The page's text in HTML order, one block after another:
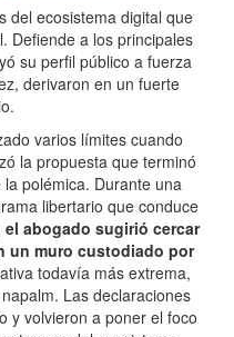
del ecosistema digital que
Defiende a los principales
su perfil público a fuerza
derivaron en un fuerte
varios límites cuando
la propuesta que terminó
polémica. Durante una
libertario que conduce
el abogado sugirió cercar
un muro custodiado por
todavía más extrema,
Las declaraciones
y volvieron a poner el foco